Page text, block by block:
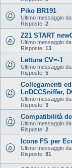
Piko BR191
Ultimo messaggio da
Risposte: 2
Z21 START
Ultimo messaggio da
Risposte: 13
Lettura CV=-1
Ultimo messaggio da
Risposte: 5
Collegamenti
LnDCCSniffer,
Ultimo messaggio da
Risposte: 3
Compatibilità
Ultimo messaggio da
Risposte: 2
Icone FS per
Ultimo messaggio da
Risposte: 81